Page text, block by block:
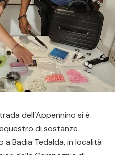
dell’Appennino si è
di sostanze
Badia Tedalda, in località